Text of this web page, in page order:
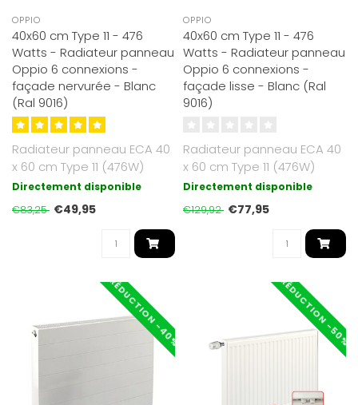
OPPIO
40x60 cm Type 11 - 476
Watts - Radiateur panneau
Oppio 6 connexions -
façade nervurée - Blanc
(Ral 9016)
Radiateur panneau ECA 40
x 60 cm Type 11 (476W)
avec 6 raccordements.
Fabriqué ..
Directement disponible
€83,25 €49,95
OPPIO
40x60 cm Type 11 - 476
Watts - Radiateur panneau
Oppio 6 connexions -
façade lisse - Blanc (Ral
9016)
Radiateur panneau ECA 40
x 60 cm Type 11 (476W)
avec 6 raccords. En acier
Directement disponible
€129,92 €77,95
RÉDUCTION -40% RÉDUCTION -50%